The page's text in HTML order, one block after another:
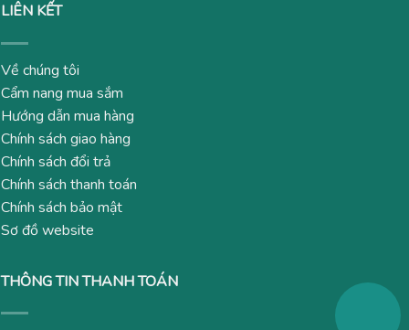
LIÊN KẾT
Về chúng tôi
Cẩm nang mua sắm
Hướng dẫn mua hàng
Chính sách giao hàng
Chính sách đổi trả
Chính sách thanh toán
Chính sách bảo mật
Sơ đồ website
THÔNG TIN THANH TOÁN